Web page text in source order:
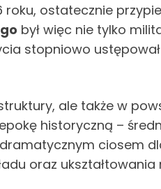
ostatecznie
był więc nie tylko
stopniowo
ale także w
historyczną –
ciosem
oraz